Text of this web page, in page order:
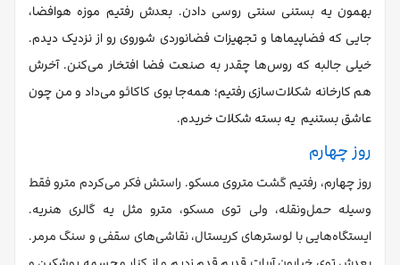
بهمون یه بستنی سنتی روسی دادن. بعدش رفتیم موزه هوافضا،
جایی که فضاپیماها و تجهیزات فضانوردی شوروی رو از نزدیک دیدم.
خیلی جالبه که روس‌ها چقدر به صنعت فضا افتخار می‌کنن. آخرش
هم کارخانه شکلات‌سازی رفتیم؛ همه‌جا بوی کاکائو می‌داد و من چون
عاشق بستنیم یه بسته شکلات خریدم.
روز چهارم
روز چهارم، رفتیم گشت متروی مسکو. راستش فکر می‌کردم مترو فقط
وسیله حمل‌ونقله، ولی توی مسکو، مترو مثل یه گالری هنریه.
ایستگاه‌هایی با لوسترهای کریستال، نقاشی‌های سقفی و سنگ مرمر.